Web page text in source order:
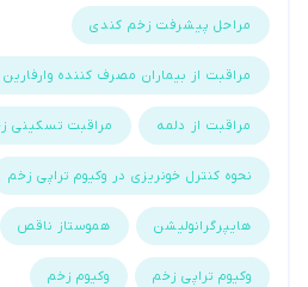
مراحل پیشرفت زخم کندی
مراقبت از بیماران مصرف کننده وارفارین
مراقبت از دلمه مراقبت تسکینی
نحوه کنترل خونریزی در وکیوم تراپی زخم
هایپرگرانولیشن هموستاز ناقص
وکیوم تراپی زخم وکیوم زخم